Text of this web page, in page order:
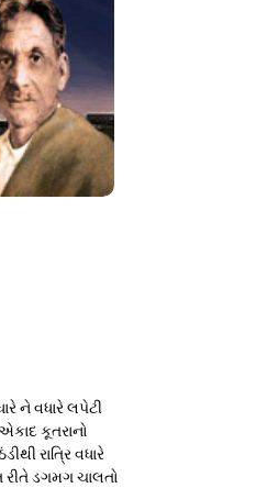
ને વધારે લપેટી
કૂતરાનો
રાત્રિ વધારે
રીતે ડગમગ ચાલતો